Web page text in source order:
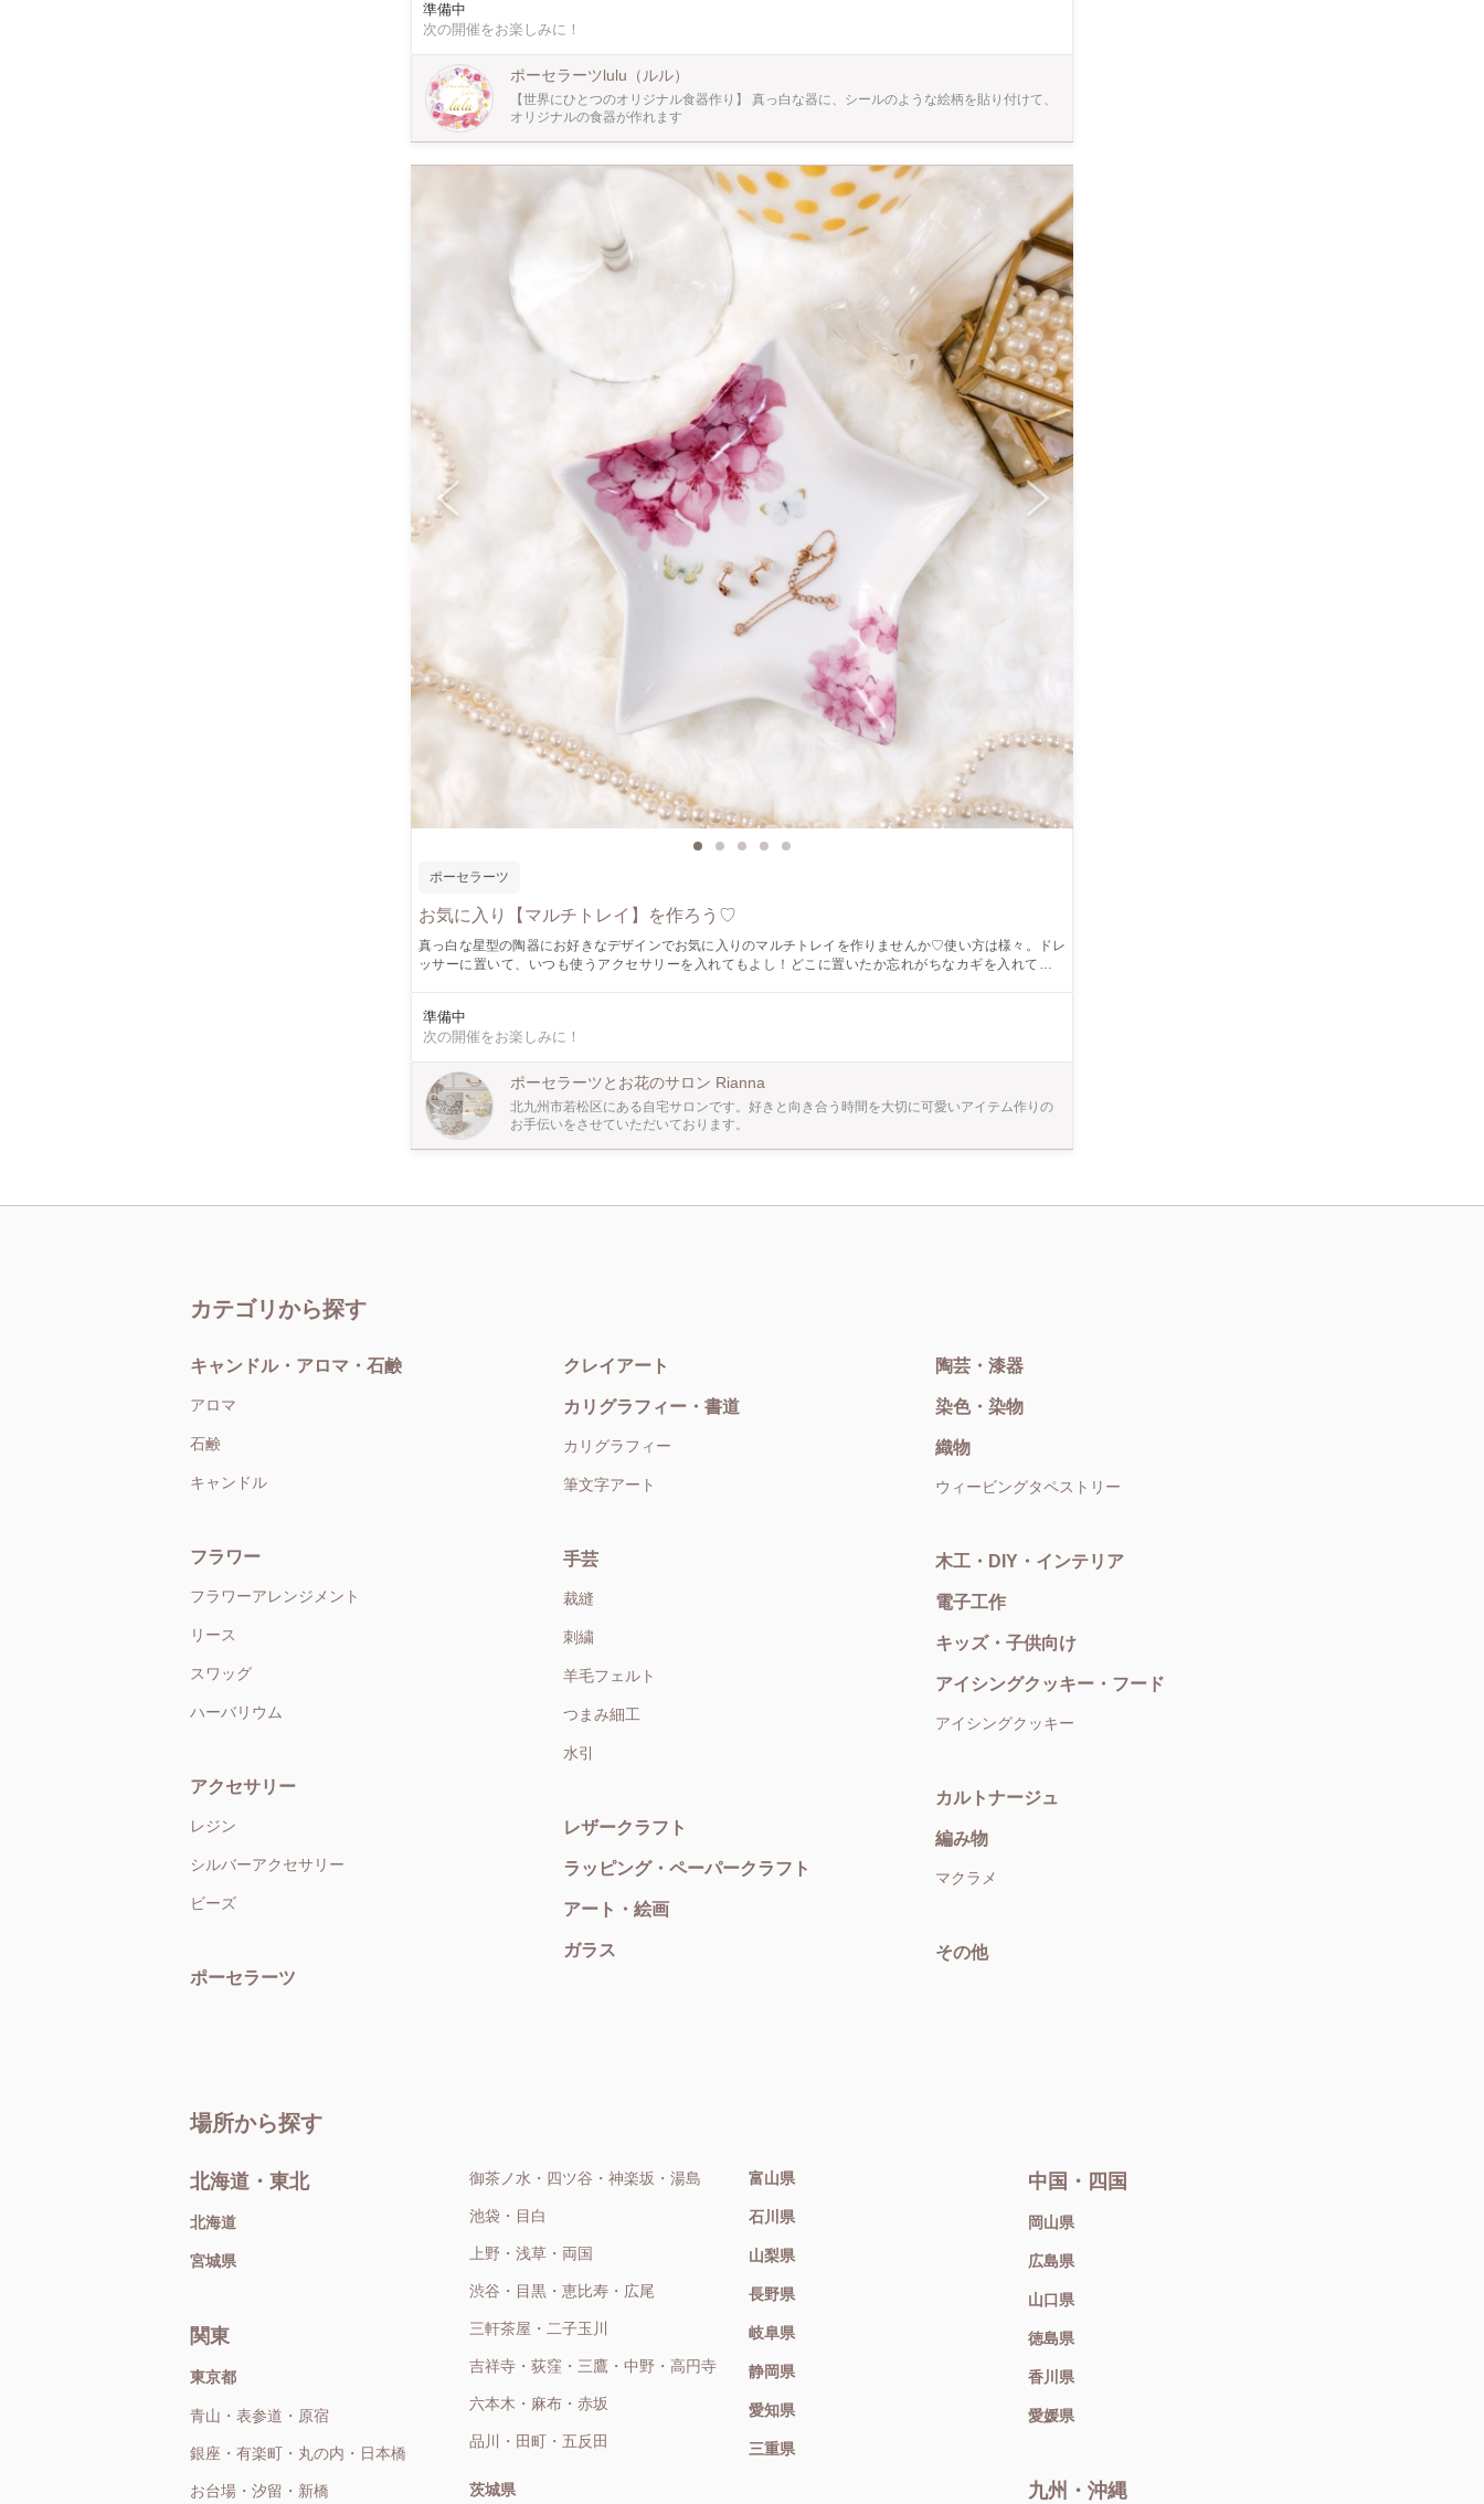
しないので 絵に自信がなくても大丈夫です。 初めての方でも 素敵な作品が完成するよう フォローさせてい
ただきます。 ◉子供でもできる？ 大人の方からお子さままで ご参加いただけます。 ハサミを使います。 小学
成が必要です。 講座当日の作品のお持ち帰りはできません。 食器が好きな方♡ 趣味を探している方♡ ポー
セラーツに興味がある方♡ ぜひ一度体験してみませんか？ お会いできることを楽しみにしております。
準備中
次の開催をお楽しみに！
ポーセラーツlulu（ルル）
【世界にひとつのオリジナル食器作り】 真っ白な器に、シールのような絵柄を貼り付けて、
オリジナルの食器が作れます
ポーセラーツ
お気に入り【マルチトレイ】を作ろう♡
真っ白な星型の陶器にお好きなデザインでお気に入りのマルチトレイを作りませんか♡使い方は様々。ドレ
ッサーに置いて、いつも使うアクセサリーを入れてもよし！どこに置いたか忘れがちなカギを入れてもよ
することはできません。後日着払いで郵送となりますことをご了承くださいませ。（ゆうメール全国一律236
円/個）
準備中
次の開催をお楽しみに！
ポーセラーツとお花のサロン Rianna
北九州市若松区にある自宅サロンです。好きと向き合う時間を大切に可愛いアイテム作りの
お手伝いをさせていただいております。
カテゴリから探す
キャンドル・アロマ・石鹸
アロマ
石鹸
キャンドル
フラワー
フラワーアレンジメント
リース
スワッグ
ハーバリウム
アクセサリー
レジン
シルバーアクセサリー
ビーズ
ポーセラーツ
クレイアート
カリグラフィー・書道
カリグラフィー
筆文字アート
手芸
裁縫
刺繍
羊毛フェルト
つまみ細工
水引
レザークラフト
ラッピング・ペーパークラフト
アート・絵画
ガラス
陶芸・漆器
染色・染物
織物
ウィービングタペストリー
木工・DIY・インテリア
電子工作
キッズ・子供向け
アイシングクッキー・フード
アイシングクッキー
カルトナージュ
編み物
マクラメ
その他
場所から探す
北海道・東北
北海道
宮城県
関東
東京都
青山・表参道・原宿
銀座・有楽町・丸の内・日本橋
お台場・汐留・新橋
御茶ノ水・四ツ谷・神楽坂・湯島
池袋・目白
上野・浅草・両国
渋谷・目黒・恵比寿・広尾
三軒茶屋・二子玉川
吉祥寺・荻窪・三鷹・中野・高円寺
六本木・麻布・赤坂
品川・田町・五反田
茨城県
富山県
石川県
山梨県
長野県
岐阜県
静岡県
愛知県
三重県
中国・四国
岡山県
広島県
山口県
徳島県
香川県
愛媛県
九州・沖縄